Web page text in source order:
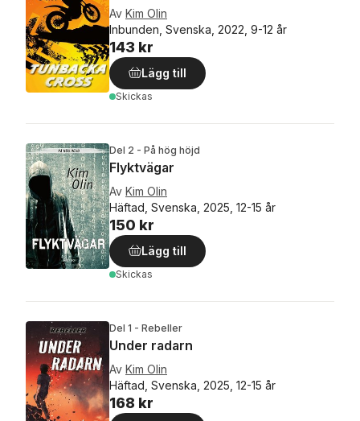
Av Kim Olin
Inbunden, Svenska, 2022, 9-12 år
143 kr
Lägg till
Skickas
Del 2 - På hög höjd
Flyktvägar
Av Kim Olin
Häftad, Svenska, 2025, 12-15 år
150 kr
Lägg till
Skickas
Del 1 - Rebeller
Under radarn
Av Kim Olin
Häftad, Svenska, 2025, 12-15 år
168 kr